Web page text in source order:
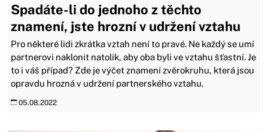
Spadáte-li do jednoho z těchto
znamení, jste hrozní v udržení vztahu
Pro některé lidi zkrátka vztah není to pravé. Ne každý se umí
partnerovi naklonit natolik, aby oba byli ve vztahu šťastní. Je
to i váš případ? Zde je výčet znamení zvěrokruhu, která jsou
opravdu hrozná v udržení partnerského vztahu.
05.08.2022